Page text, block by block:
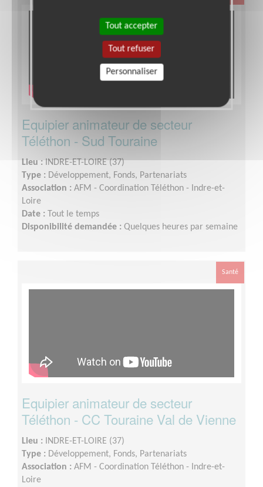
Equipier animateur de secteur
Téléthon - Sud Touraine
Lieu :
INDRE-ET-LOIRE (37)
Type : Développement, Fonds, Partenariats
Association : AFM - Coordination Téléthon - Indre-et-
Loire
Date :
Tout le temps
Disponibilité demandée : Quelques heures par semaine
Santé
Equipier animateur de secteur
Téléthon - CC Touraine Val de Vienne
Lieu :
INDRE-ET-LOIRE (37)
Type : Développement, Fonds, Partenariats
Association : AFM - Coordination Téléthon - Indre-et-
Loire
Tout accepter
Tout refuser
Personnaliser